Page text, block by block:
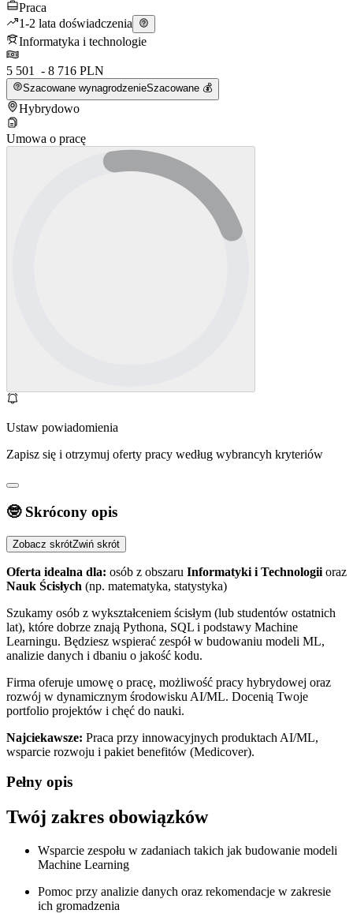
Praca
1-2 lata doświadczenia
Informatyka i technologie
5 501 - 8 716 PLN
Szacowane wynagrodzenieSzacowane 💰
Hybrydowo
Umowa o pracę
Ustaw powiadomienia
Zapisz się i otrzymuj oferty pracy według wybrancyh kryteriów
🤓 Skrócony opis
Zobacz skrótZwiń skrót
Oferta idealna dla: osób z obszaru Informatyki i Technologii oraz
Nauk Ścisłych (np. matematyka, statystyka)
Szukamy osób z wykształceniem ścisłym (lub studentów ostatnich
lat), które dobrze znają Pythona, SQL i podstawy Machine
Learningu. Będziesz wspierać zespół w budowaniu modeli ML,
analizie danych i dbaniu o jakość kodu.
Firma oferuje umowę o pracę, możliwość pracy hybrydowej oraz
rozwój w dynamicznym środowisku AI/ML. Docenią Twoje
portfolio projektów i chęć do nauki.
Najciekawsze: Praca przy innowacyjnych produktach AI/ML,
wsparcie rozwoju i pakiet benefitów (Medicover).
Pełny opis
Twój zakres obowiązków
Wsparcie zespołu w zadaniach takich jak budowanie modeli
Machine Learning
Pomoc przy analizie danych oraz rekomendacje w zakresie
ich gromadzenia